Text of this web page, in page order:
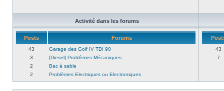
Activité dans les forums
Posts Forums
43
Garage des Golf IV TDI 90
3
[Diesel] Problèmes Mécaniques
2
Bac à sable
2
Problèmes Electriques ou Electroniques
43
7